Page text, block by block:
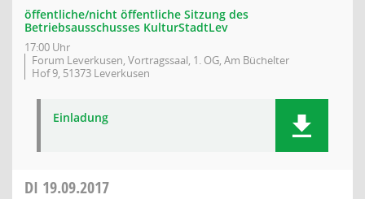
öffentliche/nicht öffentliche Sitzung des
Betriebsausschusses KulturStadtLev
17:00 Uhr
Forum Leverkusen, Vortragssaal, 1. OG, Am Büchelter
Hof 9, 51373 Leverkusen
Einladung
DI 19.09.2017